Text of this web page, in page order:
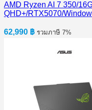
AMD Ryzen AI 7 350/
QHD+/RTX5070/
62,990 ฿ รวมภาษี 7%